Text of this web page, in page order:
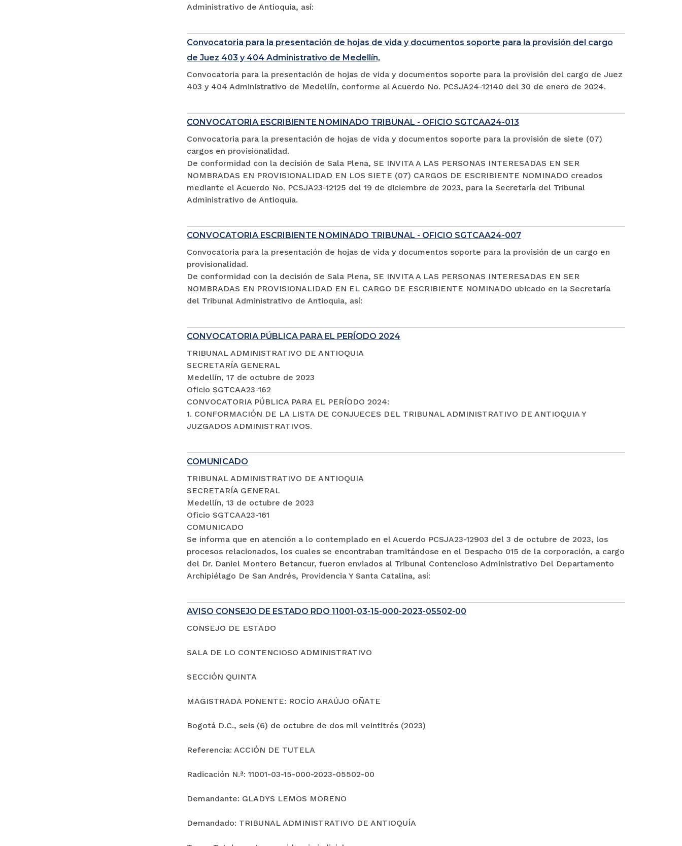
Administrativo de Antioquia, así:
Convocatoria para la presentación de hojas de vida y documentos soporte para la provisión del cargo
de Juez 403 y 404 Administrativo de Medellín,
Convocatoria para la presentación de hojas de vida y documentos soporte para la provisión del cargo de Juez
403 y 404 Administrativo de Medellín, conforme al Acuerdo No. PCSJA24-12140 del 30 de enero de 2024.
CONVOCATORIA ESCRIBIENTE NOMINADO TRIBUNAL - OFICIO SGTCAA24-013
Convocatoria para la presentación de hojas de vida y documentos soporte para la provisión de siete (07)
cargos en provisionalidad.
De conformidad con la decisión de Sala Plena, SE INVITA A LAS PERSONAS INTERESADAS EN SER
NOMBRADAS EN PROVISIONALIDAD EN LOS SIETE (07) CARGOS DE ESCRIBIENTE NOMINADO creados
mediante el Acuerdo No. PCSJA23-12125 del 19 de diciembre de 2023, para la Secretaría del Tribunal
Administrativo de Antioquia.
CONVOCATORIA ESCRIBIENTE NOMINADO TRIBUNAL - OFICIO SGTCAA24-007
Convocatoria para la presentación de hojas de vida y documentos soporte para la provisión de un cargo en
provisionalidad.
De conformidad con la decisión de Sala Plena, SE INVITA A LAS PERSONAS INTERESADAS EN SER
NOMBRADAS EN PROVISIONALIDAD EN EL CARGO DE ESCRIBIENTE NOMINADO ubicado en la Secretaría
del Tribunal Administrativo de Antioquia, así:
CONVOCATORIA PÚBLICA PARA EL PERÍODO 2024
TRIBUNAL ADMINISTRATIVO DE ANTIOQUIA
SECRETARÍA GENERAL
Medellín, 17 de octubre de 2023
Oficio SGTCAA23-162
CONVOCATORIA PÚBLICA PARA EL PERÍODO 2024:
1. CONFORMACIÓN DE LA LISTA DE CONJUECES DEL TRIBUNAL ADMINISTRATIVO DE ANTIOQUIA Y
JUZGADOS ADMINISTRATIVOS.
COMUNICADO
TRIBUNAL ADMINISTRATIVO DE ANTIOQUIA
SECRETARÍA GENERAL
Medellín, 13 de octubre de 2023
Oficio SGTCAA23-161
COMUNICADO
Se informa que en atención a lo contemplado en el Acuerdo PCSJA23-12903 del 3 de octubre de 2023, los
procesos relacionados, los cuales se encontraban tramitándose en el Despacho 015 de la corporación, a cargo
del Dr. Daniel Montero Betancur, fueron enviados al Tribunal Contencioso Administrativo Del Departamento
Archipiélago De San Andrés, Providencia Y Santa Catalina, así:
AVISO CONSEJO DE ESTADO RDO 11001-03-15-000-2023-05502-00
CONSEJO DE ESTADO
SALA DE LO CONTENCIOSO ADMINISTRATIVO
SECCIÓN QUINTA
MAGISTRADA PONENTE: ROCÍO ARAÚJO OÑATE
Bogotá D.C., seis (6) de octubre de dos mil veintitrés (2023)
Referencia: ACCIÓN DE TUTELA
Radicación N.ª: 11001-03-15-000-2023-05502-00
Demandante: GLADYS LEMOS MORENO
Demandado: TRIBUNAL ADMINISTRATIVO DE ANTIOQUÍA